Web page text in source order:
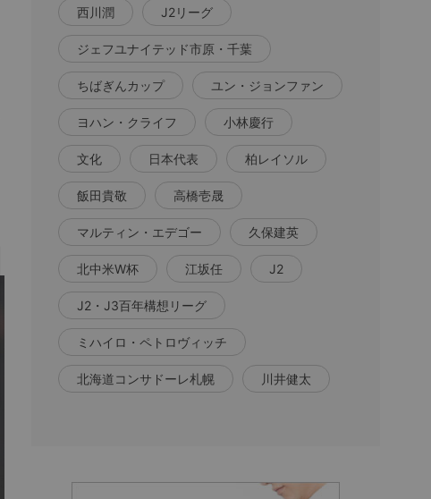
西川潤 J2リーグ
ジェフユナイテッド市原・千葉
ちばぎんカップ ユン・ジョンファン
ヨハン・クライフ 小林慶行
文化 日本代表 柏レイソル
飯田貴敬 高橋壱晟
マルティン・エデゴー 久保建英
北中米W杯 江坂任 J2
J2・J3百年構想リーグ
ミハイロ・ペトロヴィッチ
北海道コンサドーレ札幌 川井健太